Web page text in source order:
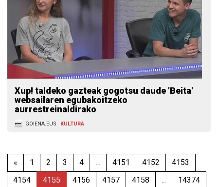
Xup! taldeko gazteak gogotsu daude 'Beita'
websailaren egubakoitzeko
aurrestreinaldirako
GOIENA.EUS KULTURA
« 1 2 3 4 ... 4151 4152
4153
4154
4155 4156 4157 4158 ...
14374